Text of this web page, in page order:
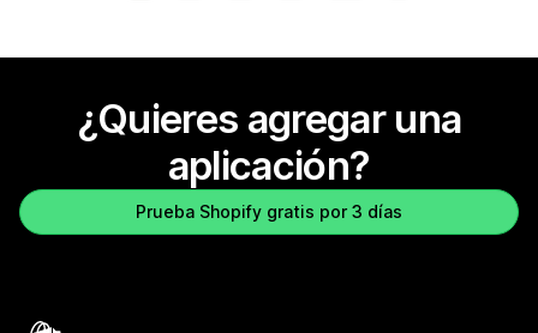
¿Quieres agregar una
aplicación?
Prueba Shopify gratis por 3 días